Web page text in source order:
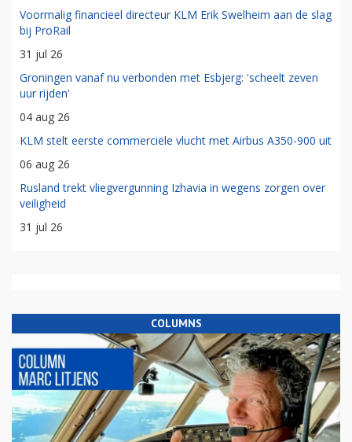
Voormalig financieel directeur KLM Erik Swelheim aan de slag
bij ProRail
31 jul 26
Groningen vanaf nu verbonden met Esbjerg: 'scheelt zeven
uur rijden'
04 aug 26
KLM stelt eerste commerciële vlucht met Airbus A350-900 uit
06 aug 26
Rusland trekt vliegvergunning Izhavia in wegens zorgen over
veiligheid
31 jul 26
COLUMNS